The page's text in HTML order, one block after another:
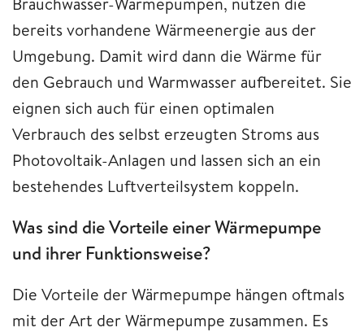
bereits vorhandene Wärmeenergie aus der
Umgebung. Damit wird dann die Wärme für
den Gebrauch und Warmwasser aufbereitet. Sie
eignen sich auch für einen optimalen
Verbrauch des selbst erzeugten Stroms aus
Photovoltaik-Anlagen und lassen sich an ein
bestehendes Luftverteilsystem koppeln.
Was sind die Vorteile einer Wärmepumpe
und ihrer Funktionsweise?
Die Vorteile der Wärmepumpe hängen oftmals
mit der Art der Wärmepumpe zusammen. Es